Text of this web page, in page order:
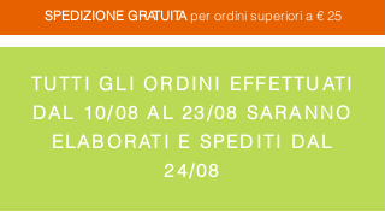
SPEDIZIONE GRATUITAper ordini superiori a € 25
TUTTI GLI ORDINI EFFETTUATI
DAL 10/08 AL 23/08 SARANNO
ELABORATI E SPEDITI DAL
24/08